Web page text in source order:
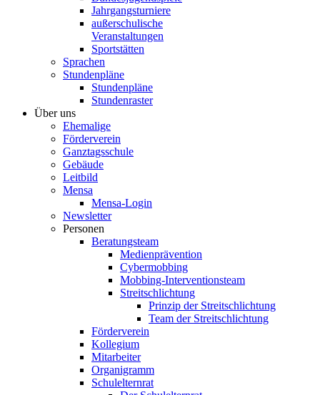
Jahrgangsturniere
außerschulische
Veranstaltungen
Sportstätten
Sprachen
Stundenpläne
Stundenpläne
Stundenraster
Über uns
Ehemalige
Förderverein
Ganztagsschule
Gebäude
Leitbild
Mensa
Mensa-Login
Newsletter
Personen
Beratungsteam
Medienprävention
Cybermobbing
Mobbing-Interventionsteam
Streitschlichtung
Prinzip der Streitschlichtung
Team der Streitschlichtung
Förderverein
Kollegium
Mitarbeiter
Organigramm
Schulelternrat